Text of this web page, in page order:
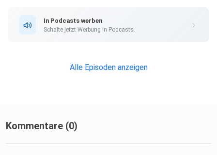
Folge
In Podcasts werben
Schalte jetzt Werbung in Podcasts.
Alle Episoden anzeigen
Kommentare (0)